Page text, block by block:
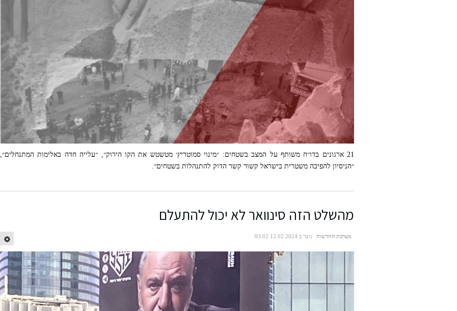
דו״ח חדש חושף: כך סמוטריץ׳ מטשטש את הקו הירוק
21 ארגונים בדו״ח משותף על המצב בשטחים: ״מינוי סמוטריץ׳ מטשטש את הקו הירוק״, ״עלייה חדה באלימות המתנחלים״,
״הניסיון להפיכה משטרית בישראל קשור קשר הדוק להתנהלות בשטחים״.
מהשלט הזה סינוואר לא יכול להתעלם
מערכת החדשות נוצר ב 12.02.2024 03:02